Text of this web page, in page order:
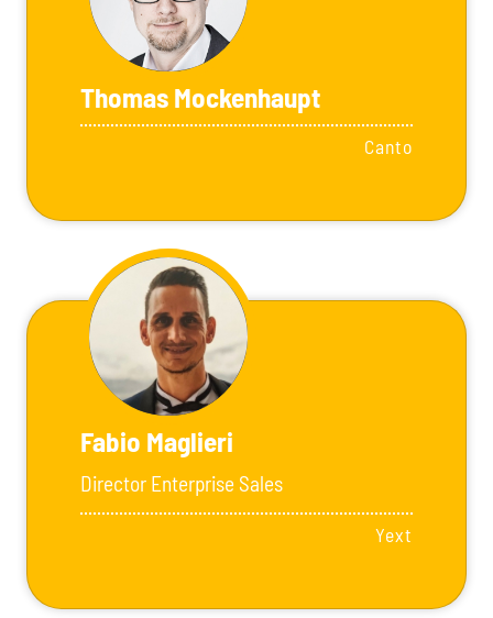
Thomas Mockenhaupt
Canto
Fabio Maglieri
Director Enterprise Sales
Yext